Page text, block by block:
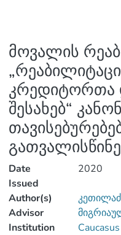
მოვალის
კრედიტორთა
შესახებ“
Date
Issued
2020
Author(s)
Advisor
Institution